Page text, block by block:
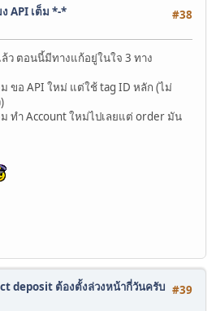
#38
API เต็ม *-*
ว ตอนนี้มีทางแก้อยู่ในใจ 3 ทาง
ขอ API ใหม่ แต่ใช้ tag ID หลัก (ไม่
ทำ Account ใหม่ไปเลยแต่ order มัน
#39
deposit ต้องตั้งล่วงหน้ากี่วันครับ